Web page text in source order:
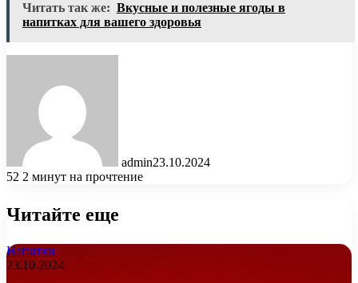
Читать так же: Вкусные и полезные ягоды в
напитках для вашего здоровья
admin23.10.2024
52 2 минут на прочтение
Читайте еще
Напитки
23.10.2024